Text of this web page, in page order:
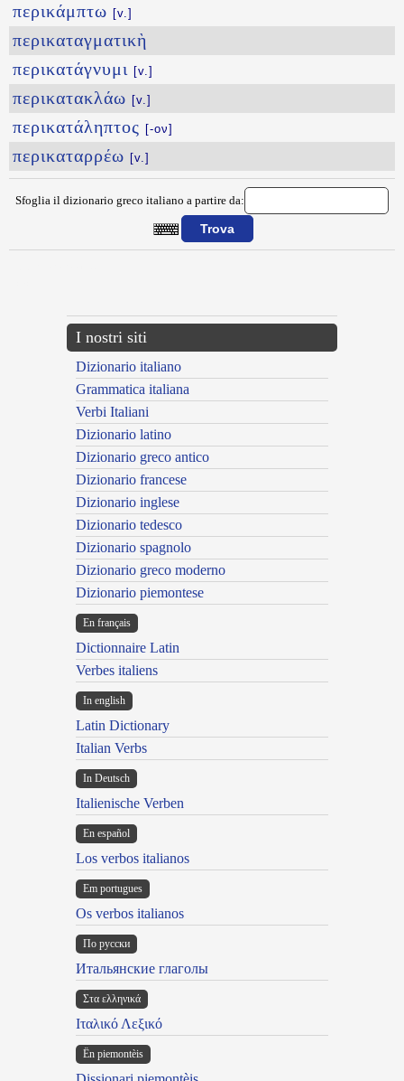
περικάμπτω [v.]
περικαταγματικὴ
περικατάγνυμι
[v.]
περικατακλάω [v.]
περικατάληπτος [-ον]
περικαταρρέω [v.]
Sfoglia il dizionario greco italiano a partire da:
I nostri siti
Dizionario italiano
Grammatica italiana
Verbi Italiani
Dizionario latino
Dizionario greco antico
Dizionario francese
Dizionario inglese
Dizionario tedesco
Dizionario spagnolo
Dizionario greco moderno
Dizionario piemontese
En français
Dictionnaire Latin
Verbes italiens
In english
Latin Dictionary
Italian Verbs
In Deutsch
Italienische Verben
En español
Los verbos italianos
Em portugues
Os verbos italianos
По русски
Итальянские глаголы
Στα ελληνικά
Ιταλικό Λεξικό
Ën piemontèis